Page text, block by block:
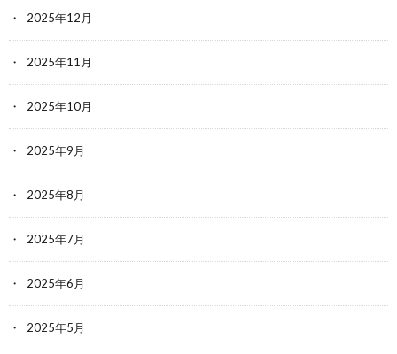
2025年12月
2025年11月
2025年10月
2025年9月
2025年8月
2025年7月
2025年6月
2025年5月